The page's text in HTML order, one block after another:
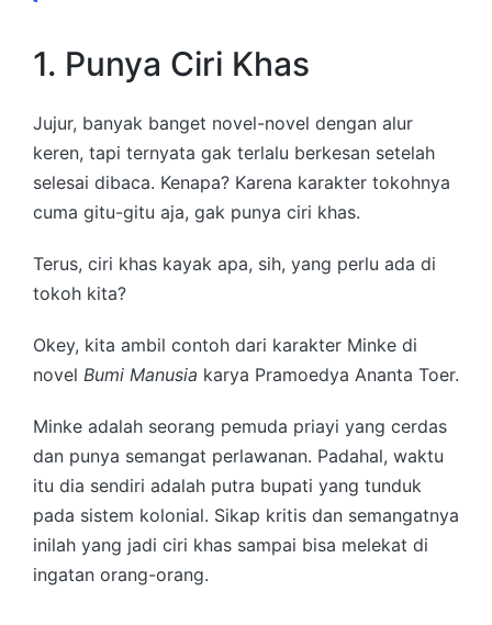
1. Punya Ciri Khas
Jujur, banyak banget novel-novel dengan alur
keren, tapi ternyata gak terlalu berkesan setelah
selesai dibaca. Kenapa? Karena karakter tokohnya
cuma gitu-gitu aja, gak punya ciri khas.
Terus, ciri khas kayak apa, sih, yang perlu ada di
tokoh kita?
Okey, kita ambil contoh dari karakter Minke di
novel Bumi Manusia karya Pramoedya Ananta Toer.
Minke adalah seorang pemuda priayi yang cerdas
dan punya semangat perlawanan. Padahal, waktu
itu dia sendiri adalah putra bupati yang tunduk
pada sistem kolonial. Sikap kritis dan semangatnya
inilah yang jadi ciri khas sampai bisa melekat di
ingatan orang-orang.